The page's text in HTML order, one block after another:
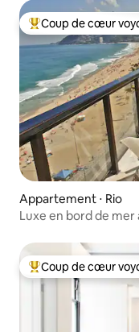
Coups de cœur
Coup de cœur
Appartement ⋅ Rio
Luxe en bord de mer
Coups de cœur
Coup de cœur